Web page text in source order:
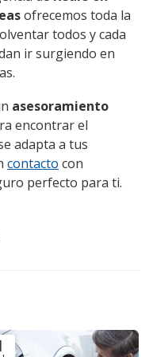
ofrecemos toda la
todos y cada
ir surgiendo en
asesoramiento
encontrar el
adapta a tus
contacto con
perfecto para ti.